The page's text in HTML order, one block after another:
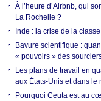
À l’heure d’Airbnb, qui
La Rochelle ?
Inde : la crise de la
Bavure scientifique :
« pouvoirs » des
Les plans de travail en
aux États-Unis et dans le
Pourquoi Ceuta est au